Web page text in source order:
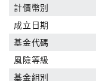
計價幣別
成立日期
基金代碼
風險等級
基金組別